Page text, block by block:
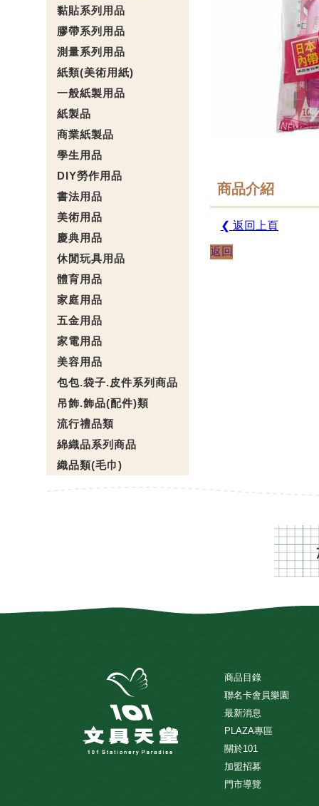
黏貼系列用品
膠帶系列用品
測量系列用品
紙類(美術用紙)
一般紙製用品
紙製品
商業紙製品
學生用品
DIY勞作用品
書法用品
美術用品
慶典用品
休閒玩具用品
體育用品
家庭用品
五金用品
家電用品
美容用品
包包.袋子.皮件系列商品
吊飾.飾品(配件)類
流行禮品類
綿織品系列商品
織品類(毛巾)
商品介紹
❮ 返回上頁
返回
商品目錄
聯名卡會員樂園
最新消息
PLAZA專區
關於101
加盟招募
門市導覽